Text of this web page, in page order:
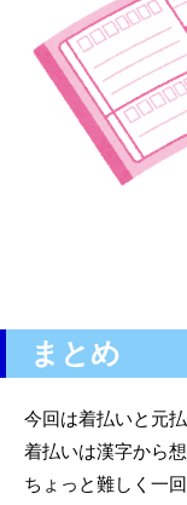
まとめ
今回は着払いと元
着払いは漢字から
ちょっと難しく一